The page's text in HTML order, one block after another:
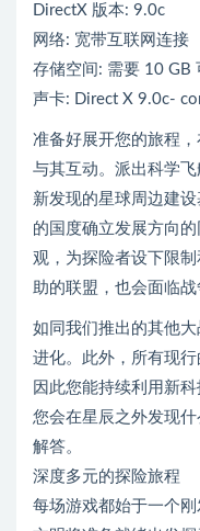
DirectX 版本: 9.0c
网络: 宽带互联网连接
存储空间: 需要 10 GB
声卡: Direct X 9.0c-
准备好展开您的旅程
与其互动。派出科学
新发现的星球周边建
的国度确立发展方向
观，为探险者设下限
助的联盟，也会面临战
如同我们推出的其他
进化。此外，所有现行
因此您能持续利用新
您会在星辰之外发现
解答。
深度多元的探险旅程
每场游戏都始于一个